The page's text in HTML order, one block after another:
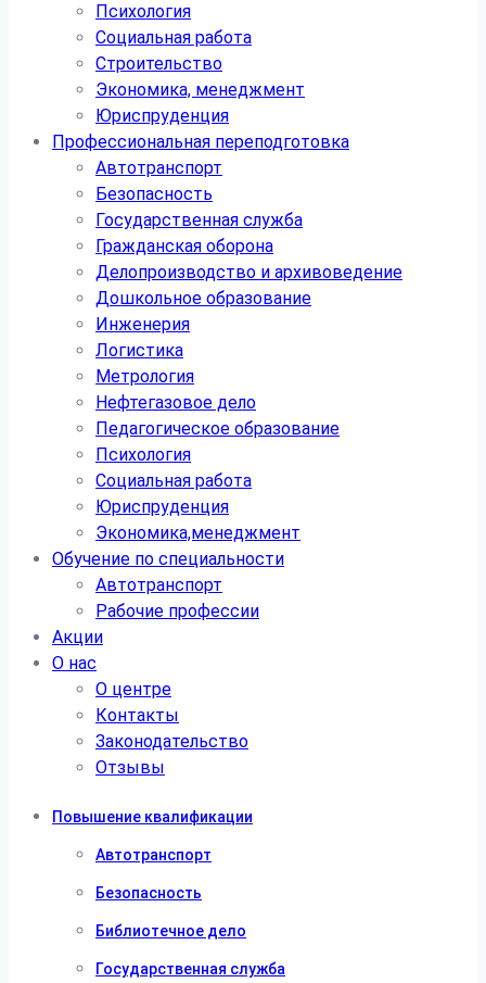
Психология
Социальная работа
Строительство
Экономика, менеджмент
Юриспруденция
Профессиональная переподготовка
Автотранспорт
Безопасность
Государственная служба
Гражданская оборона
Делопроизводство и архивоведение
Дошкольное образование
Инженерия
Логистика
Метрология
Нефтегазовое дело
Педагогическое образование
Психология
Социальная работа
Юриспруденция
Экономика,менеджмент
Обучение по специальности
Автотранспорт
Рабочие профессии
Акции
О нас
О центре
Контакты
Законодательство
Отзывы
Повышение квалификации
Автотранспорт
Безопасность
Библиотечное дело
Государственная служба